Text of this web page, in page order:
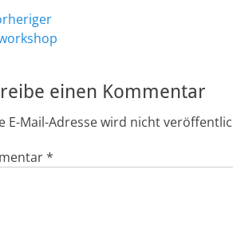
einen Kommentar
E-Mail-Adresse wird nicht
*